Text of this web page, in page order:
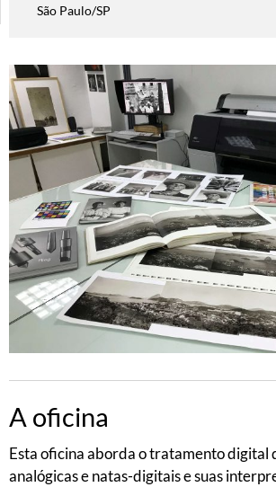
São Paulo/SP
A oficina
Esta oficina aborda o tratamento digital
analógicas e natas-digitais e suas